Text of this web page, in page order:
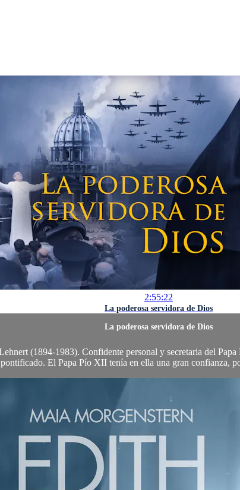
2:55:22
La poderosa servidora de Dios
La poderosa servidora de Dios
(1894-1983). Confidente personal y secretaria del
El Papa Pío XII tenía en ella una gran confianza,